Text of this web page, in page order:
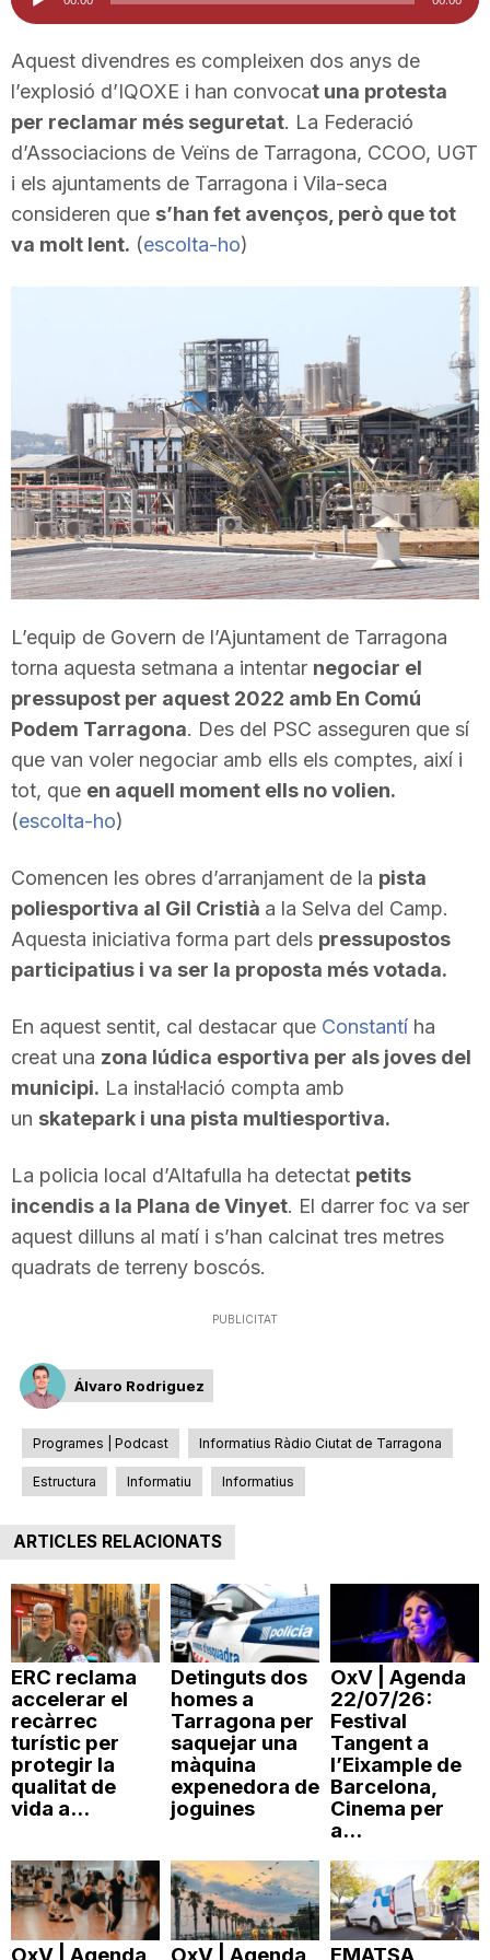
i
u
t
e
T
a
r
a
o
d'àudio
Aquest divendres es compleixen dos anys de
l’explosió d’IQOXE i han convocat una protesta
per reclamar més seguretat. La Federació
d’Associacions de Veïns de Tarragona, CCOO, UGT
i els ajuntaments de Tarragona i Vila-seca
consideren que s’han fet avenços, però que tot
va molt lent. (escolta-ho)
L’equip de Govern de l’Ajuntament de Tarragona
torna aquesta setmana a intentar negociar el
pressupost per aquest 2022 amb En Comú
Podem Tarragona. Des del PSC asseguren que sí
que van voler negociar amb ells els comptes, així i
tot, que en aquell moment ells no volien.
(escolta-ho)
Comencen les obres d’arranjament de la pista
poliesportiva al Gil Cristià a la Selva del Camp.
Aquesta iniciativa forma part dels pressupostos
participatius i va ser la proposta més votada.
En aquest sentit, cal destacar que Constantí ha
creat una zona lúdica esportiva per als joves del
municipi. La instal·lació compta amb
un skatepark i una pista multiesportiva.
La policia local d’Altafulla ha detectat petits
incendis a la Plana de Vinyet. El darrer foc va ser
aquest dilluns al matí i s’han calcinat tres metres
quadrats de terreny boscós.
PUBLICITAT
Álvaro Rodriguez
Programes | Podcast Informatius Ràdio Ciutat de Tarragona
Estructura Informatiu Informatius
ARTICLES RELACIONATS
ERC reclama
accelerar el
recàrrec
turístic per
protegir la
qualitat de
vida a...
Detinguts dos
homes a
Tarragona per
saquejar una
màquina
expenedora de
joguines
OxV | Agenda
22/07/26:
Festival
Tangent a
l’Eixample de
Barcelona,
Cinema per
a...
OxV | Agenda OxV | Agenda EMATSA